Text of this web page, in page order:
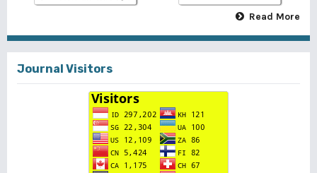
Read More
Journal Visitors